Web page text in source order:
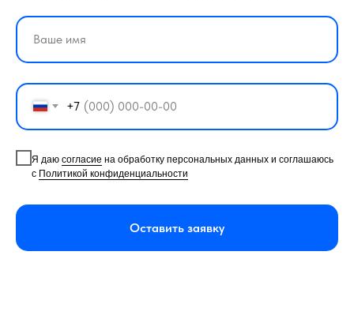
+7
Я даю согласие на обработку персональных данных и соглашаюсь
с Политикой конфиденциальности
Оставить заявку